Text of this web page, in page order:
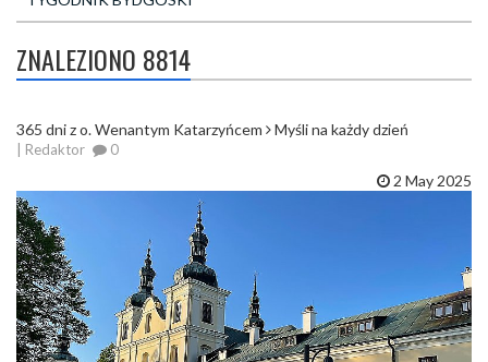
ZNALEZIONO 8814
365 dni z o. Wenantym Katarzyńcem Myśli na każdy dzień
| Redaktor 0
2 May 2025